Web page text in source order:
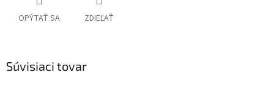
OPÝTAŤ SA ZDIEĽAŤ
Súvisiaci tovar